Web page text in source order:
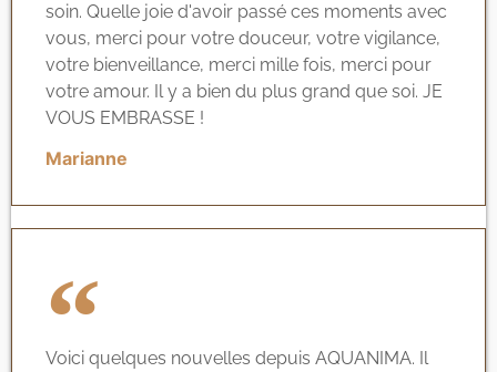
soin. Quelle joie d'avoir passé ces moments avec
vous, merci pour votre douceur, votre vigilance,
votre bienveillance, merci mille fois, merci pour
votre amour. Il y a bien du plus grand que soi. JE
VOUS EMBRASSE !
Marianne
Voici quelques nouvelles depuis AQUANIMA. Il